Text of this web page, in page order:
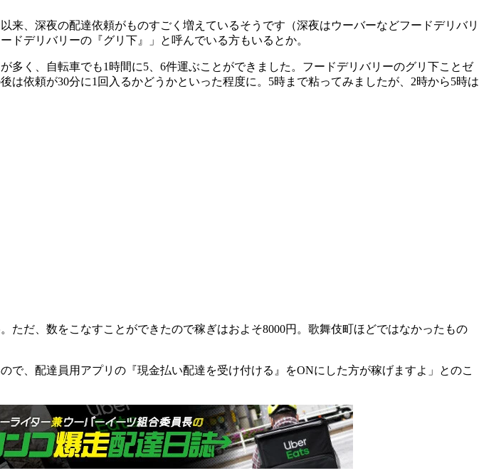
、深夜の配達依頼がものすごく増えているそうです（深夜はウーバーなどフードデリバリ
デリバリーの『グリ下』」と呼んでいる方もいるとか。
く、自転車でも1時間に5、6件運ぶことができました。フードデリバリーのグリ下ことゼ
依頼が30分に1回入るかどうかといった程度に。5時まで粘ってみましたが、2時から5時は
だ、数をこなすことができたので稼ぎはおよそ8000円。歌舞伎町ほどではなかったもの
、配達員用アプリの『現金払い配達を受け付ける』をONにした方が稼げますよ」とのこ